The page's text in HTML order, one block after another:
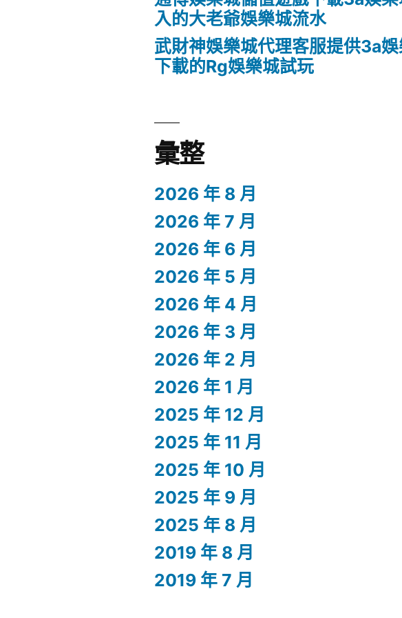
入的大老爺娛樂城流水
武財神娛樂城代理客服提供3a
下載的Rg娛樂城試玩
彙整
2026 年 8 月
2026 年 7 月
2026 年 6 月
2026 年 5 月
2026 年 4 月
2026 年 3 月
2026 年 2 月
2026 年 1 月
2025 年 12 月
2025 年 11 月
2025 年 10 月
2025 年 9 月
2025 年 8 月
2019 年 8 月
2019 年 7 月